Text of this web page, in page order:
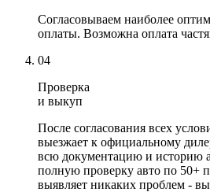
Согласовываем наиболее
оплаты. Возможна оплата
04
Проверка
и выкуп
После согласования всех
выезжает к официальному
всю документацию и историю
полную проверку авто по 50+
выявляет никаких проблем -